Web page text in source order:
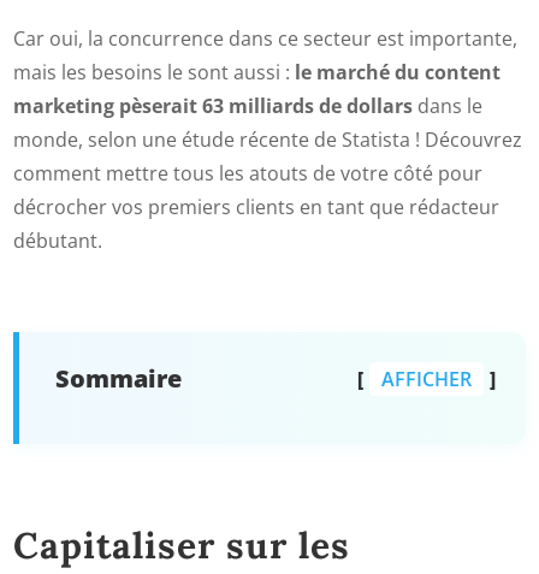
Car oui, la concurrence dans ce secteur est importante,
mais les besoins le sont aussi : le marché du content
marketing pèserait 63 milliards de dollars dans le
monde, selon une étude récente de Statista ! Découvrez
comment mettre tous les atouts de votre côté pour
décrocher vos premiers clients en tant que rédacteur
débutant.
Sommaire AFFICHER
Capitaliser sur les